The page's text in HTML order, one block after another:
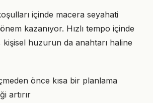
içinde macera seyahati
kazanıyor. Hızlı tempo içinde
huzurun da anahtarı haline
önce kısa bir planlama
artırır